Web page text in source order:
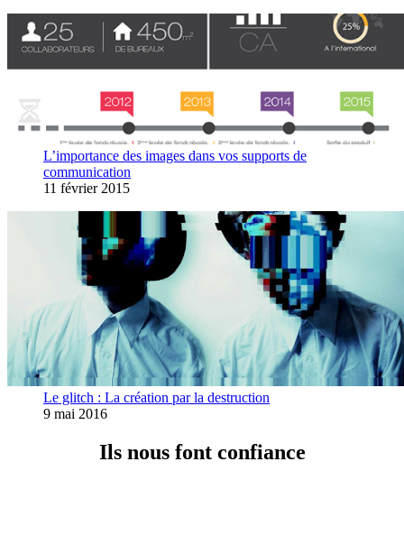
L’importance des images dans vos supports de
communication
11 février 2015
Le glitch : La création par la destruction
9 mai 2016
Ils nous font confiance